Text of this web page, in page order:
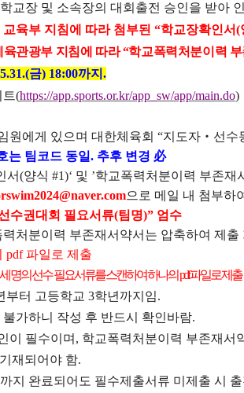
교장 및 소속장의 대회출전 승인을 받아
육부 지침에 따라 첨부된 “학교장확인서(
관광부 지침에 따라“학교폭력처분이력 부
금) 18:00까지 .
(https://app.sports.or.kr/app_sw/app/main.do)
원에게 있으며 대한체육회 “지도자‧ 선수
는 팀코드 동일. 추후 변경 必
서(양식 #1)‘ 및 ’학교폭력처분이력 부존재
으로 메일 내 첨부하
수권대회 필요서류(팀명)” 엄수
처분이력 부존재서약서는 압축하여 제출
pdf 파일로 제출
세 명의 선수 필요서류를 스캔하여 하나의pdf파일로 제출
부터 고등학교 3학년까지임.
가하니 작성 후 반드시 확인바람.
이 필수이며 , 학교폭력처분이력 부존재서
재되어야 함.
지 완료되어도 필수제출서류 미제출 시